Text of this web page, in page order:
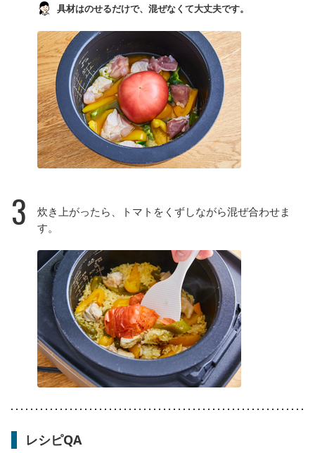
具材はのせるだけで、混ぜなくて大丈夫です。
3
炊き上がったら、トマトをくずしながら混ぜ合わせま
す。
レシピQA